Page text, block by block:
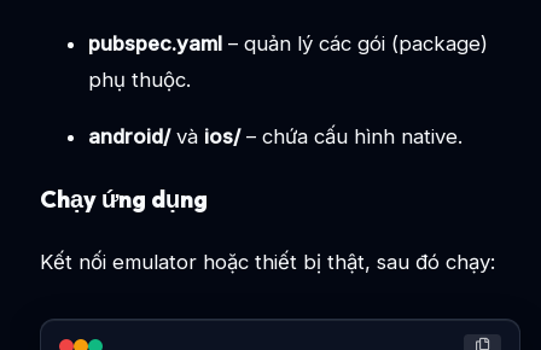
pubspec.yaml – quản lý các gói (package)
phụ thuộc.
android/và ios/– chứa cấu hình native.
Chạy ứng dụng
Kết nối emulator hoặc thiết bị thật, sau đó chạy: